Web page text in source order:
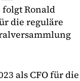
Ronald
die reguläre
als CFO für die